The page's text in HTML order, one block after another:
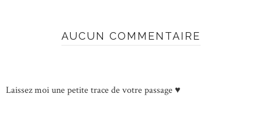
AUCUN COMMENTAIRE
Laissez moi une petite trace de votre passage ♥